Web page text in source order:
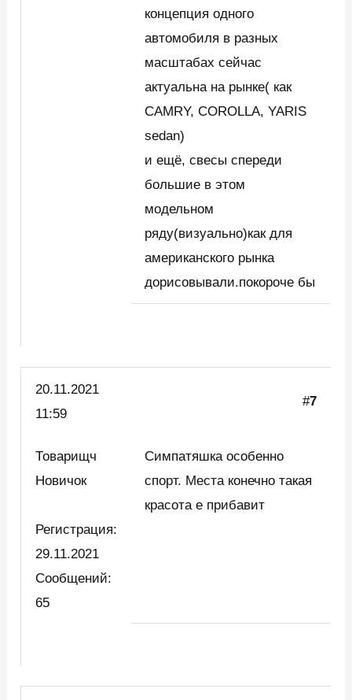
концепция одного
автомобиля в разных
масштабах сейчас
актуальна на рынке( как
CAMRY, COROLLA, YARIS
sedan)
и ещё, свесы спереди
большие в этом
модельном
ряду(визуально)как для
американского рынка
дорисовывали.покороче бы
20.11.2021
11:59
#7
Товарищч
Новичок
Регистрация:
29.11.2021
Сообщений:
65
Симпатяшка особенно
спорт. Места конечно такая
красота е прибавит